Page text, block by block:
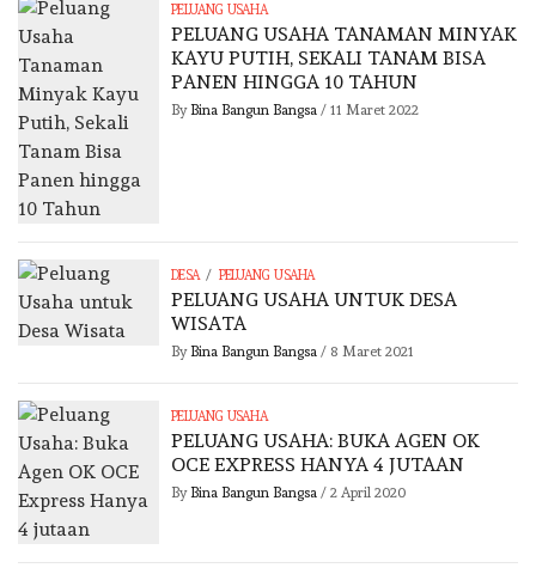
PELUANG USAHA
PELUANG USAHA TANAMAN MINYAK
KAYU PUTIH, SEKALI TANAM BISA
PANEN HINGGA 10 TAHUN
By Bina Bangun Bangsa / 11 Maret 2022
DESA / PELUANG USAHA
PELUANG USAHA UNTUK DESA
WISATA
By Bina Bangun Bangsa / 8 Maret 2021
PELUANG USAHA
PELUANG USAHA: BUKA AGEN OK
OCE EXPRESS HANYA 4 JUTAAN
By Bina Bangun Bangsa / 2 April 2020